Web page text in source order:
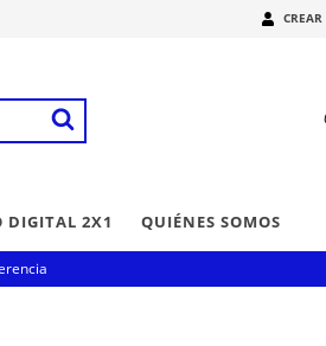
DIGITAL 2X1 QUIÉNES SOMOS